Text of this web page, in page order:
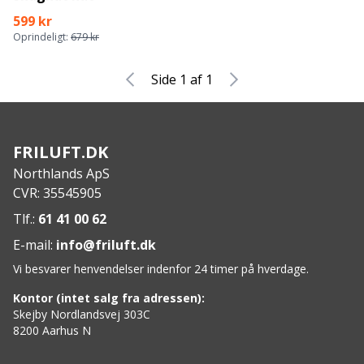
599 kr
Oprindeligt: 679 kr
Side 1 af 1
FRILUFT.DK
Northlands ApS
CVR: 35545905
Tlf.: 61 41 00 62
E-mail: info@friluft.dk
Vi besvarer henvendelser indenfor 24 timer på hverdage.
Kontor (intet salg fra adressen):
Skejby Nordlandsvej 303C
8200 Aarhus N